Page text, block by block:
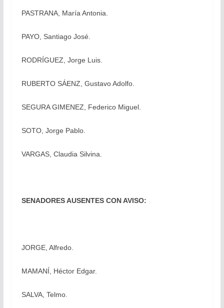
PASTRANA, María Antonia.
PAYO, Santiago José.
RODRÍGUEZ, Jorge Luis.
RUBERTO SÁENZ, Gustavo Adolfo.
SEGURA GIMENEZ, Federico Miguel.
SOTO, Jorge Pablo.
VARGAS, Claudia Silvina.
SENADORES AUSENTES CON AVISO:
JORGE, Alfredo.
MAMANÍ, Héctor Edgar.
SALVA, Telmo.